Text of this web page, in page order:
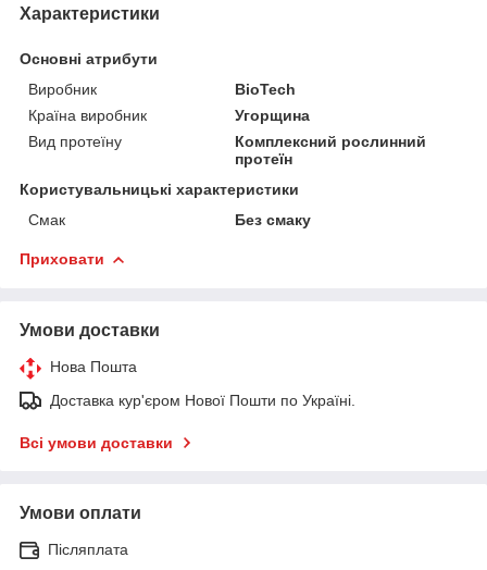
Характеристики
Основні атрибути
Виробник
BioTech
Країна виробник
Угорщина
Вид протеїну
Комплексний рослинний
протеїн
Користувальницькі характеристики
Смак
Без смаку
Приховати
Умови доставки
Нова Пошта
Доставка кур'єром Нової Пошти по Україні.
Всі умови доставки
Умови оплати
Післяплата